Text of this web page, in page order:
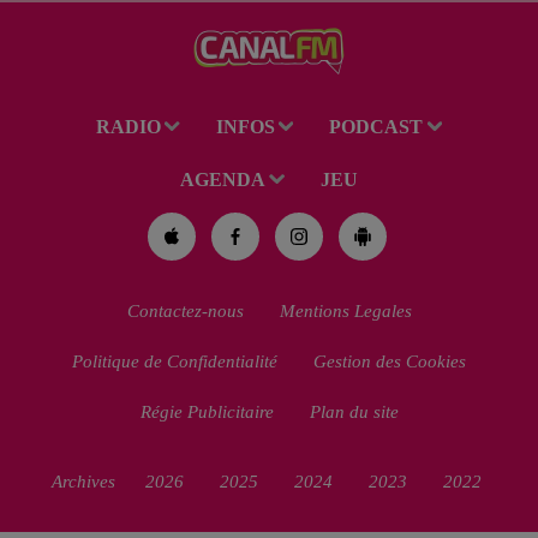
de 38 ans a été mis en examen
pour homicide...
RADIO INFOS PODCAST
AGENDA JEU
Contactez-nous Mentions Legales
Politique de Confidentialité Gestion des Cookies
Régie Publicitaire Plan du site
Archives 2026 2025 2024 2023 2022